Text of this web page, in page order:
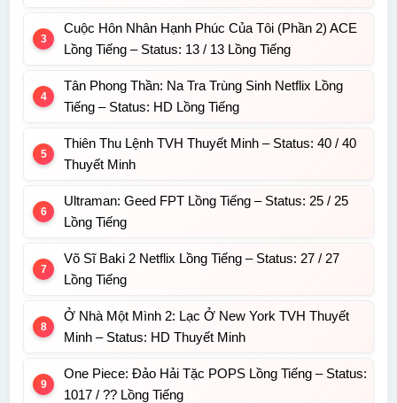
Cuộc Hôn Nhân Hạnh Phúc Của Tôi (Phần 2) ACE
Lồng Tiếng – Status: 13 / 13 Lồng Tiếng
Tân Phong Thần: Na Tra Trùng Sinh Netflix Lồng
Tiếng – Status: HD Lồng Tiếng
Thiên Thu Lệnh TVH Thuyết Minh – Status: 40 / 40
Thuyết Minh
Ultraman: Geed FPT Lồng Tiếng – Status: 25 / 25
Lồng Tiếng
Võ Sĩ Baki 2 Netflix Lồng Tiếng – Status: 27 / 27
Lồng Tiếng
Ở Nhà Một Mình 2: Lạc Ở New York TVH Thuyết
Minh – Status: HD Thuyết Minh
One Piece: Đảo Hải Tặc POPS Lồng Tiếng – Status:
1017 / ?? Lồng Tiếng